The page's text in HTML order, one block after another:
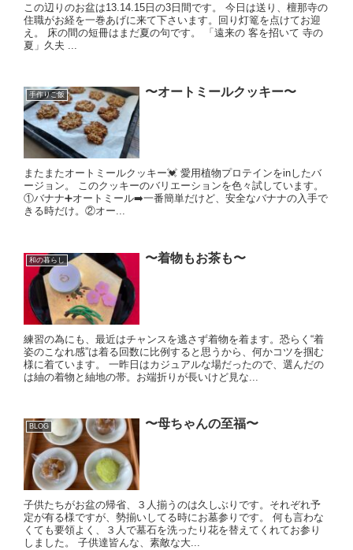
この辺りのお盆は13.14.15日の3日間です。 今日は送り、檀那寺の
住職がお経を一巻あげに来て下さいます。回り灯篭を点けてお迎
え。 床の間の短冊はまだ夏の句です。 「遠来の 客を招いて 寺の
夏」久夫 ...
手作りご飯 〜オートミールクッキー〜
またまたオートミールクッキー💓 愛用植物プロテインをinしたバ
ージョン。 このクッキーのバリエーションを色々試しています。
①バナナ➕オートミール➡️一番簡単だけど、安全なバナナの入手で
きる時だけ。②オー...
和の暮らし 〜着物もお茶も〜
練習の為にも、最近はチャンスを逃さず着物を着ます。恐らく“着
姿のこなれ感”は着る回数に比例すると思うから、何かコツを掴む
様に着ています。 一昨日はカジュアルな場だったので、選んだの
は紬の着物と紬地の帯。お端折りが長いけど見な...
BLOG 〜母ちゃんの至福〜
子供たちがお盆の帰省、３人揃うのは久しぶりです。それぞれ予
定が有る様ですが、勢揃いしてる時にお墓参りです。 何も言わな
くても要領よく、３人で墓石を洗ったり花を替えてくれてお参り
しました。 子供達皆んな、素敵な大...